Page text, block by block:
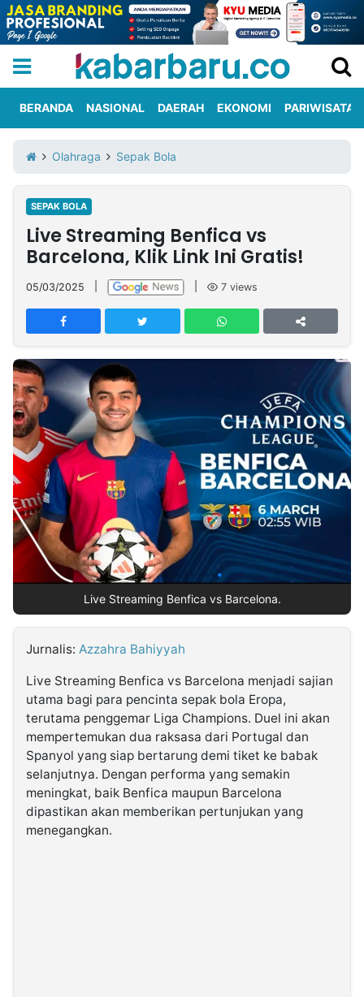
Iklan
Berita
Kami
Nasional
International
Olahraga
Entertainment
Daerah
Pariwisata
Kuliner
Kolom
Network
PT
TREETAN
MULTIMEDIA
INDONESIA
Partner
Insight
NTB
Suara
Time
Lens
IDN
Daily
Jogja
Jalan
Rakyat
Idealita
News
Kita
Notice
Radar
Baru
Seedbacklink
Follow
Kabarbaru
Kabarbaru.co
2026
BERANDA NASIONAL DAERAH EKONOMI PARIWISATA
Olahraga Sepak Bola
SEPAK BOLA
Live Streaming Benfica vs
Barcelona, Klik Link Ini Gratis!
05/03/2025 7 views
Live Streaming Benfica vs Barcelona.
Jurnalis: Azzahra Bahiyyah
Live Streaming Benfica vs Barcelona menjadi sajian
utama bagi para pencinta sepak bola Eropa,
terutama penggemar Liga Champions. Duel ini akan
mempertemukan dua raksasa dari Portugal dan
Spanyol yang siap bertarung demi tiket ke babak
selanjutnya. Dengan performa yang semakin
meningkat, baik Benfica maupun Barcelona
dipastikan akan memberikan pertunjukan yang
menegangkan.